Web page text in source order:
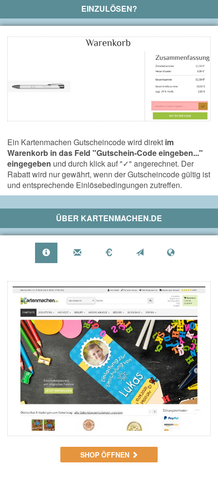
EINZULÖSEN?
Ein Kartenmachen Gutscheincode wird direkt im
Warenkorb in das Feld "Gutschein-Code eingeben..."
eingegeben und durch klick auf "✓" angerechnet. Der
Rabatt wird nur gewährt, wenn der Gutscheincode gültig ist
und entsprechende Einlösebedingungen zutreffen.
ÜBER KARTENMACHEN.DE
SHOP ÖFFNEN